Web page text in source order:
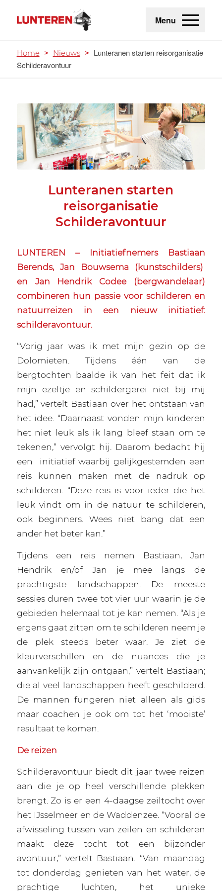
Menu
Home > Nieuws > Lunteranen starten reisorganisatie
Schilderavontuur
Lunteranen starten
reisorganisatie
Schilderavontuur
LUNTEREN – Initiatiefnemers Bastiaan
Berends, Jan Bouwsema (kunstschilders)
en Jan Hendrik Codee (bergwandelaar)
combineren hun passie voor schilderen en
natuurreizen in een nieuw initiatief:
schilderavontuur.
“Vorig jaar was ik met mijn gezin op de
Dolomieten. Tijdens één van de
bergtochten baalde ik van het feit dat ik
mijn ezeltje en schildergerei niet bij mij
had,” vertelt Bastiaan over het ontstaan van
het idee. “Daarnaast vonden mijn kinderen
het niet leuk als ik lang bleef staan om te
tekenen,” vervolgt hij. Daarom bedacht hij
een
initiatief waarbij gelijkgestemden een
reis kunnen maken met de nadruk op
schilderen. “Deze reis is voor ieder die het
leuk vindt om in de natuur te schilderen,
ook beginners. Wees niet bang dat een
ander het beter kan.”
Tijdens een reis nemen Bastiaan, Jan
Hendrik en/of Jan je mee langs de
prachtigste landschappen. De meeste
sessies duren twee tot vier uur waarin je de
gebieden helemaal tot je kan nemen. “Als je
ergens gaat zitten om te schilderen neem je
de plek steeds beter waar. Je ziet de
kleurverschillen en de nuances die je
aanvankelijk zijn ontgaan,” vertelt Bastiaan;
die al veel landschappen heeft geschilderd.
De mannen fungeren niet alleen als gids
maar coachen je ook om tot het ‘mooiste’
resultaat te komen.
De reizen
Schilderavontuur biedt dit jaar twee reizen
aan die je op heel verschillende plekken
brengt. Zo is er een 4-daagse zeiltocht over
het IJsselmeer en de Waddenzee. “Vooral de
afwisseling tussen van zeilen en schilderen
maakt deze tocht tot een bijzonder
avontuur,” vertelt Bastiaan. “Van maandag
tot donderdag genieten van het water, de
prachtige luchten, het unieke